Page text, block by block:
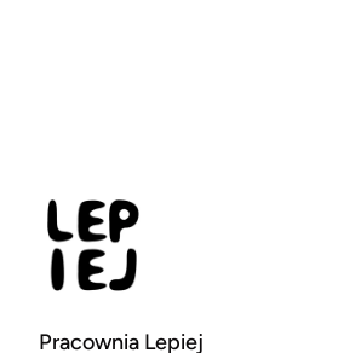
Pracownia Lepiej